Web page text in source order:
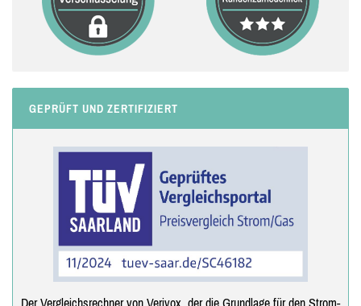
GEPRÜFT UND ZERTIFIZIERT
Der Vergleichsrechner von Verivox, der die Grundlage für den Strom-